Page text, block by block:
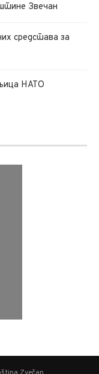
Звечан
средстава за
НАТО